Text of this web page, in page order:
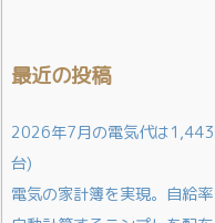
最近の投稿
2026年7月の電気代は
台)
電気の家計簿を実現。自給